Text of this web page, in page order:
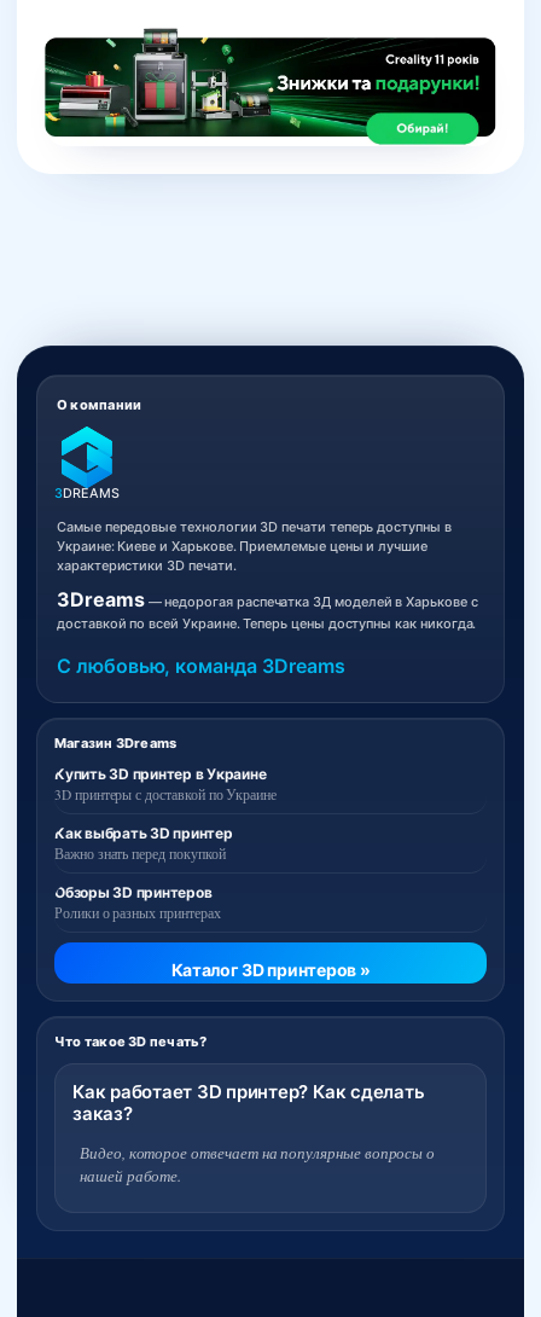
Магазин 3Dreams
Купить 3D принтер в Украине
3D принтеры с доставкой по Украине
Как выбрать 3D принтер
Важно знать перед покупкой
Обзоры 3D принтеров
Ролики о разных принтерах
Каталог 3D принтеров »
Что такое 3D печать?
Как работает 3D принтер? Как сделать
заказ?
Видео, которое отвечает на популярные вопросы о
нашей работе.
О компании
3DREAMS
Самые передовые технологии 3D печати теперь доступны в
Украине: Киеве и Харькове. Приемлемые цены и лучшие
характеристики 3D печати.
3Dreams— недорогая распечатка 3Д моделей в Харькове с
доставкой по всей Украине. Теперь цены доступны как никогда.
С любовью, команда 3Dreams